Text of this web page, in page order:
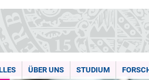
ÜBER UNS STUDIUM